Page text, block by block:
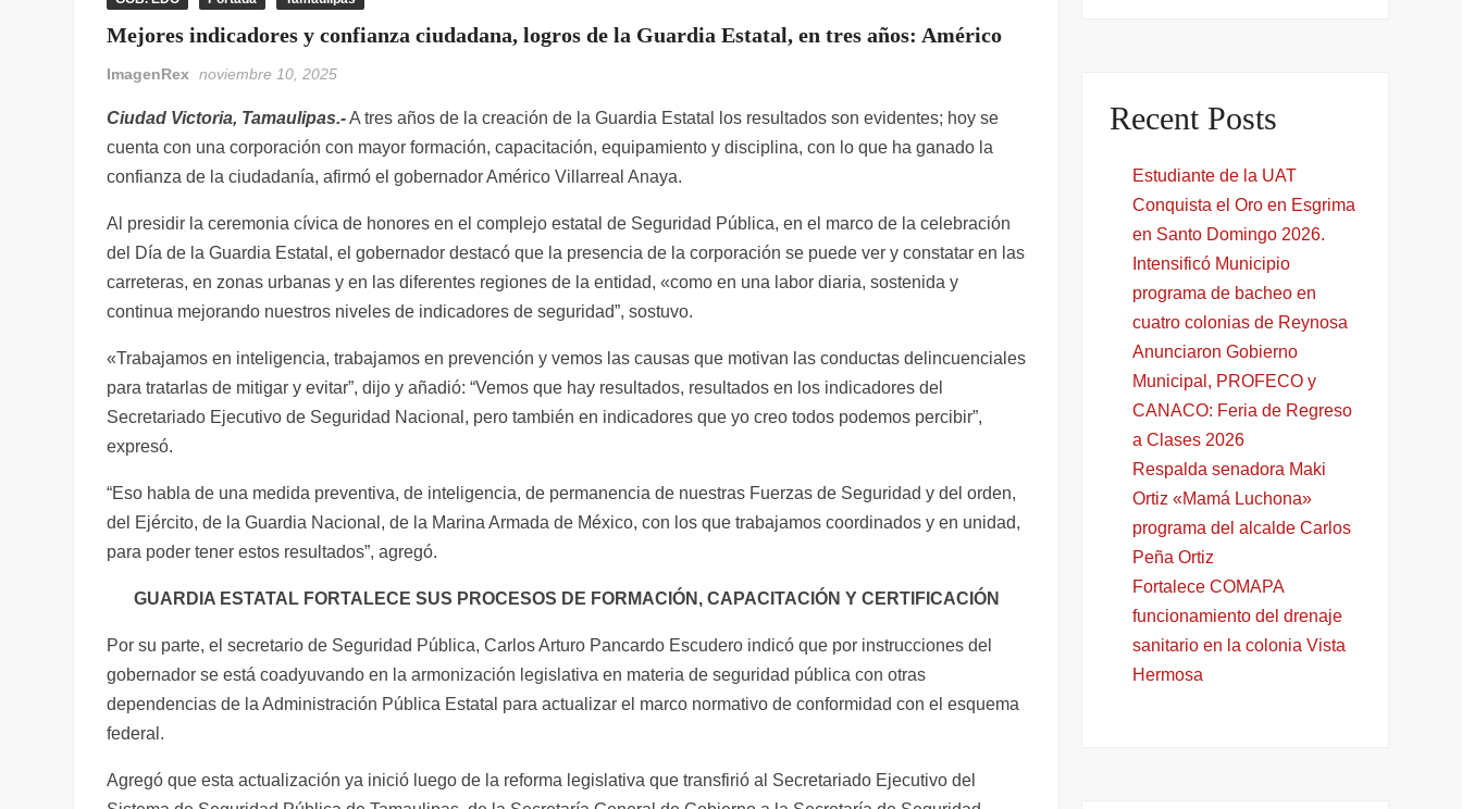
Mejores indicadores y confianza ciudadana, logros de la Guardia Estatal, en tres años: Américo
ImagenRex noviembre 10, 2025
Ciudad Victoria, Tamaulipas.-A tres años de la creación de la Guardia Estatal los resultados son evidentes; hoy se
cuenta con una corporación con mayor formación, capacitación, equipamiento y disciplina, con lo que ha ganado la
confianza de la ciudadanía, afirmó el gobernador Américo Villarreal Anaya.
Al presidir la ceremonia cívica de honores en el complejo estatal de Seguridad Pública, en el marco de la celebración
del Día de la Guardia Estatal, el gobernador destacó que la presencia de la corporación se puede ver y constatar en las
carreteras, en zonas urbanas y en las diferentes regiones de la entidad, «como en una labor diaria, sostenida y
continua mejorando nuestros niveles de indicadores de seguridad”, sostuvo.
«Trabajamos en inteligencia, trabajamos en prevención y vemos las causas que motivan las conductas delincuenciales
para tratarlas de mitigar y evitar”, dijo y añadió: “Vemos que hay resultados, resultados en los indicadores del
Secretariado Ejecutivo de Seguridad Nacional, pero también en indicadores que yo creo todos podemos percibir”,
expresó.
“Eso habla de una medida preventiva, de inteligencia, de permanencia de nuestras Fuerzas de Seguridad y del orden,
del Ejército, de la Guardia Nacional, de la Marina Armada de México, con los que trabajamos coordinados y en unidad,
para poder tener estos resultados”, agregó.
GUARDIA ESTATAL FORTALECE SUS PROCESOS DE FORMACIÓN, CAPACITACIÓN Y CERTIFICACIÓN
Por su parte, el secretario de Seguridad Pública, Carlos Arturo Pancardo Escudero indicó que por instrucciones del
gobernador se está coadyuvando en la armonización legislativa en materia de seguridad pública con otras
dependencias de la Administración Pública Estatal para actualizar el marco normativo de conformidad con el esquema
federal.
Agregó que esta actualización ya inició luego de la reforma legislativa que transfirió al Secretariado Ejecutivo del
Recent Posts
Estudiante de la UAT
Conquista el Oro en Esgrima
en Santo Domingo 2026.
Intensificó Municipio
programa de bacheo en
cuatro colonias de Reynosa
Anunciaron Gobierno
Municipal, PROFECO y
CANACO: Feria de Regreso
a Clases 2026
Respalda senadora Maki
Ortiz «Mamá Luchona»
programa del alcalde Carlos
Peña Ortiz
Fortalece COMAPA
funcionamiento del drenaje
sanitario en la colonia Vista
Hermosa